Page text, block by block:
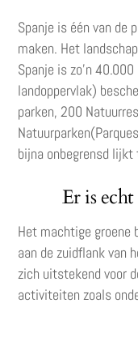
Spanje is één van de
maken. Het
Spanje is zo’n
landoppervlak)
parken, 200
bijna onbegrensd lijkt
Er is
Het machtige groene
aan de zuidflank van
zich uitstekend voor
activiteiten zoals